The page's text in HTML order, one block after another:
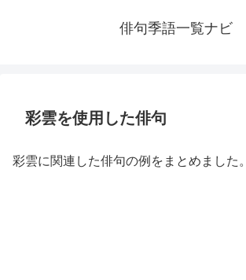
俳句季語一覧ナビ
彩雲を使用した俳句
彩雲に関連した俳句の例をまとめました。